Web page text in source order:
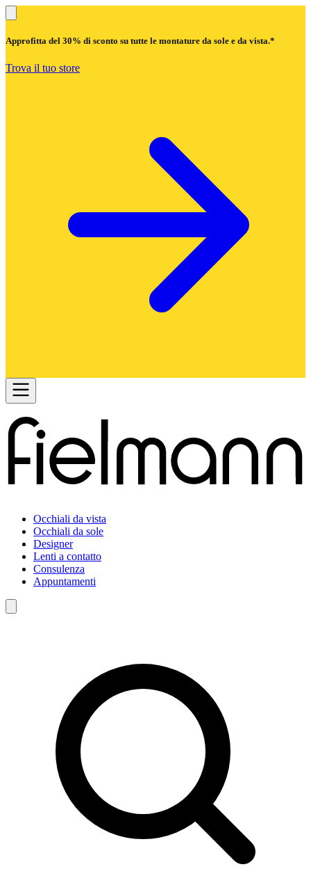
Approfitta del 30% di sconto su tutte le montature da sole e da vista.*
Trova il tuo store
Occhiali da vista
Occhiali da sole
Designer
Lenti a contatto
Consulenza
Appuntamenti